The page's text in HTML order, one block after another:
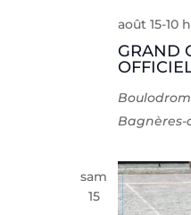
GRAND
août 15-10
Bagnères-
sam
15